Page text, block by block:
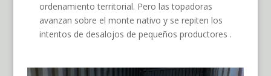
ordenamiento territorial. Pero las topadoras
avanzan sobre el monte nativo y se repiten los
intentos de desalojos de pequeños productores .